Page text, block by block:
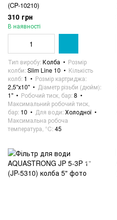
(CP-10210)
310 грн
В наявності
Тип виробу Колба
Розмір
колби Slim Line 10
Кількість
колб 1
Розмір картриджа
2,5"х10"
Діаметр різьби (дюйм)
1"
Робочий тиск, бар 8
Максимальний робочий тиск,
бар 10 Для води Холодної
Максимальна робоча
температура, °C 45